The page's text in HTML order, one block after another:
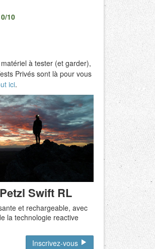
10
à tester (et garder),
Privés sont là pour vous
ici.
Swift RL
et rechargeable, avec
la technologie reactive
Inscrivez-vous